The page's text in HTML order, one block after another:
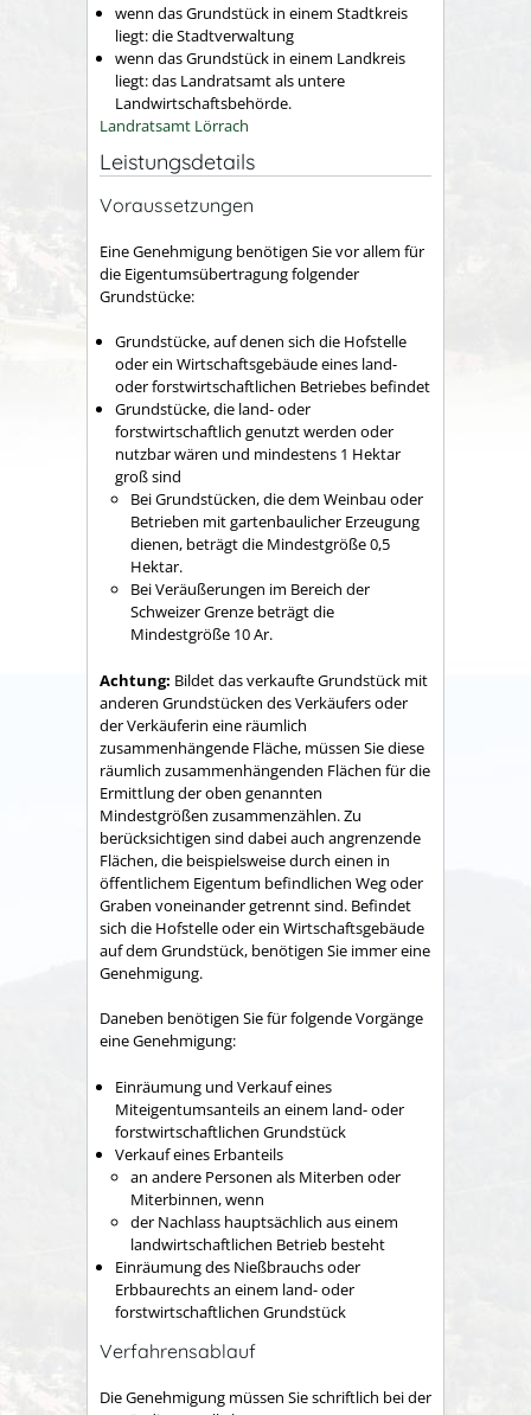
wenn das Grundstück in einem Stadtkreis
liegt: die Stadtverwaltung
wenn das Grundstück in einem Landkreis
liegt: das Landratsamt als untere
Landwirtschaftsbehörde.
Landratsamt Lörrach
Leistungsdetails
Voraussetzungen
Eine Genehmigung benötigen Sie vor allem für
die Eigentumsübertragung folgender
Grundstücke:
Grundstücke, auf denen sich die Hofstelle
oder ein Wirtschaftsgebäude eines land-
oder forstwirtschaftlichen Betriebes befindet
Grundstücke, die land- oder
forstwirtschaftlich genutzt werden oder
nutzbar wären und mindestens 1 Hektar
groß sind
Bei Grundstücken, die dem Weinbau oder
Betrieben mit gartenbaulicher Erzeugung
dienen, beträgt die Mindestgröße 0,5
Hektar.
Bei Veräußerungen im Bereich der
Schweizer Grenze beträgt die
Mindestgröße 10 Ar.
Achtung: Bildet das verkaufte Grundstück mit
anderen Grundstücken des Verkäufers oder
der Verkäuferin eine räumlich
zusammenhängende Fläche, müssen Sie diese
räumlich zusammenhängenden Flächen für die
Ermittlung der oben genannten
Mindestgrößen zusammenzählen. Zu
berücksichtigen sind dabei auch angrenzende
Flächen, die beispielsweise durch einen in
öffentlichem Eigentum befindlichen Weg oder
Graben voneinander getrennt sind. Befindet
sich die Hofstelle oder ein Wirtschaftsgebäude
auf dem Grundstück, benötigen Sie immer eine
Genehmigung.
Daneben benötigen Sie für folgende Vorgänge
eine Genehmigung:
Einräumung und Verkauf eines
Miteigentumsanteils an einem land- oder
forstwirtschaftlichen Grundstück
Verkauf eines Erbanteils
an andere Personen als Miterben oder
Miterbinnen, wenn
der Nachlass hauptsächlich aus einem
landwirtschaftlichen Betrieb besteht
Einräumung des Nießbrauchs oder
Erbbaurechts an einem land- oder
forstwirtschaftlichen Grundstück
Verfahrensablauf
Die Genehmigung müssen Sie schriftlich bei der